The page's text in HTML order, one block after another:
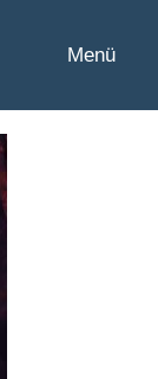
Menü